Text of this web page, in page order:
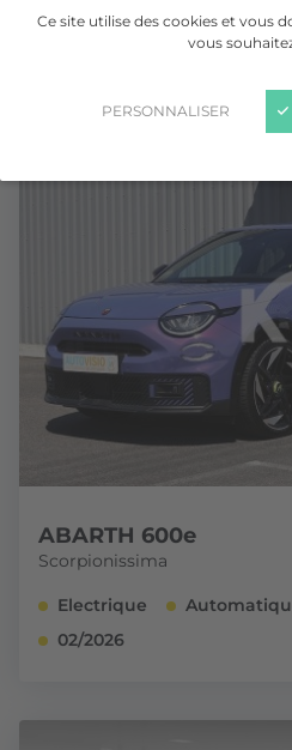
Ce site utilise des cookies et vous
vous
PERSONNALISER
Electrique Automatique
ABARTH 600e
Scorpionissima
Electrique
02/2026